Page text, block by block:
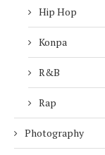
Hip Hop
Konpa
R&B
Rap
Photography